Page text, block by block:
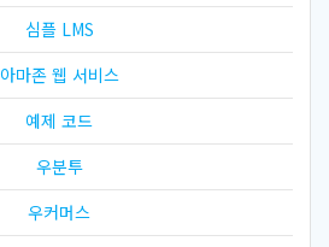
심플 LMS
아마존 웹 서비스
예제 코드
우분투
우커머스